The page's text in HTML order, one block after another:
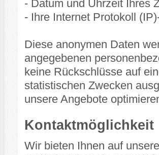
- Datum und Uhrzeit Ihres
- Ihre Internet Protokoll
Diese anonymen Daten
angegebenen
keine Rückschlüsse auf
statistischen Zwecken
unsere Angebote
Kontaktmöglichkeit
Wir bieten Ihnen auf